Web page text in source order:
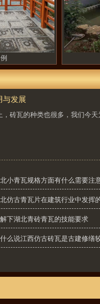
与发展
砖瓦的种类也很多，我们今
小青瓦规格方面有什么需要注
仿古青瓦片在建筑行业中发挥
下湖北青砖青瓦的技能要求
么说江西仿古砖瓦是古建修缮